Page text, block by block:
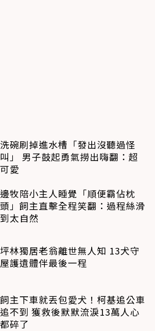
洗碗刷掉進水槽「發出沒聽過怪
叫」 男子鼓起勇氣撈出嗨翻：超
可愛
邊牧陪小主人睡覺「順便霸佔枕
頭」飼主直擊全程笑翻：過程絲滑
到太自然
坪林獨居老翁離世無人知 13犬守
屋護遺體伴最後一程
飼主下車就丟包愛犬！柯基追公車
追不到 獲救後默默流淚13萬人心
都碎了